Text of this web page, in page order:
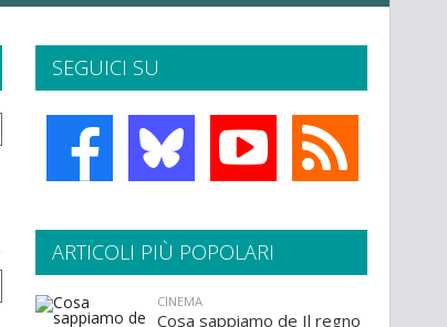
SEGUICI SU
ARTICOLI PIÙ POPOLARI
CINEMA
Cosa sappiamo de Il regno